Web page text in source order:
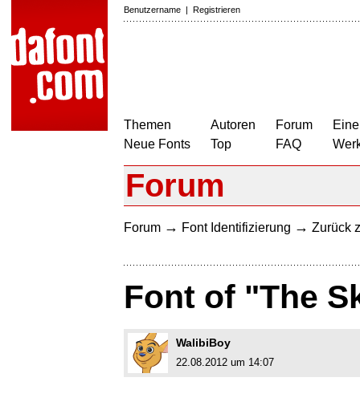
Benutzername | Registrieren
Themen
Neue Fonts
Autoren
Top
Forum
FAQ
Forum
Forum → Font Identifizierung → Zurück
Font of "The
WalibiBoy
22.08.2012 um 14:07